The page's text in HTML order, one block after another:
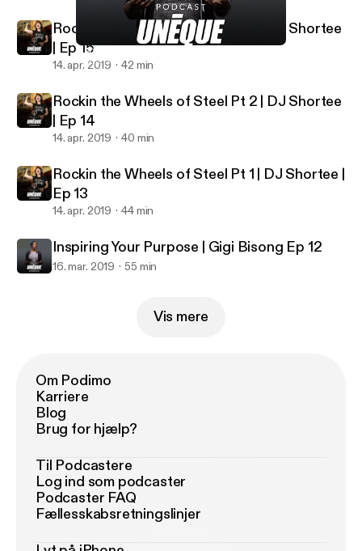
Inspiring Your Purpose | Gigi Bisong Ep 12
UNEQUE Stories
Rockin the Wheels of Steel Pt 3 | DJ Shortee
| Ep 15
14. apr. 2019 42 min
Rockin the Wheels of Steel Pt 2 | DJ Shortee
| Ep 14
14. apr. 2019 40 min
Rockin the Wheels of Steel Pt 1 | DJ Shortee |
Ep 13
14. apr. 2019 44 min
Inspiring Your Purpose | Gigi Bisong Ep 12
16. mar. 2019 55 min
Vis mere
Om Podimo
Karriere
Blog
Brug for hjælp?
Til Podcastere
Log ind som podcaster
Podcaster FAQ
Fællesskabsretningslinjer